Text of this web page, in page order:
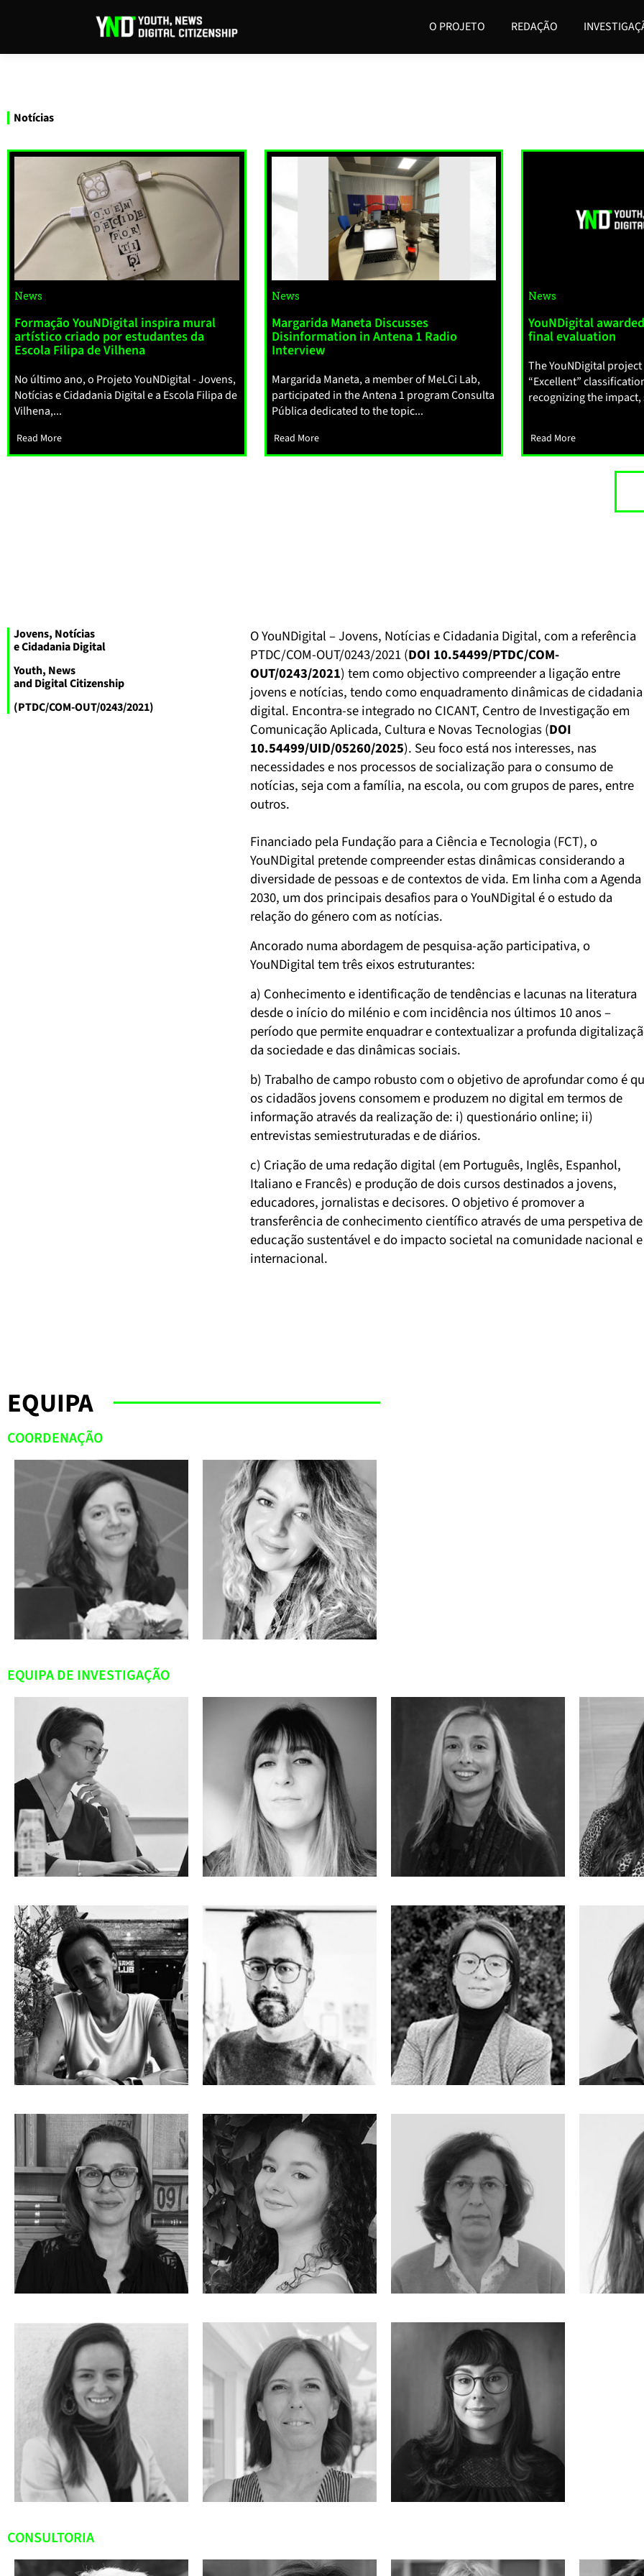
O PROJETO REDAÇÃO
Notícias
News
Formação YouNDigital inspira mural
artístico criado por estudantes da
Escola Filipa de Vilhena
No último ano, o Projeto YouNDigital - Jovens,
Notícias e Cidadania Digital e a Escola Filipa de
Vilhena,...
Read More
News
Margarida Maneta Discusses
Disinformation in Antena 1 Radio
Interview
Margarida Maneta, a member of MeLCi Lab,
participated in the Antena 1 program Consulta
Pública dedicated to the topic...
Read More
News
YouNDigital
final evaluation
The YouNDigital
“Excellent”
recognizing the
Read More
Jovens, Notícias
e Cidadania Digital
Youth, News
and Digital Citizenship
(PTDC/COM-OUT/0243/2021)
O YouNDigital – Jovens, Notícias e Cidadania Digital, com a referência
PTDC/COM-OUT/0243/2021 (DOI 10.54499/PTDC/COM-
OUT/0243/2021) tem como objectivo compreender a ligação entre
jovens e notícias, tendo como enquadramento dinâmicas de cidadania
digital. Encontra-se integrado no CICANT, Centro de Investigação em
Comunicação Aplicada, Cultura e Novas Tecnologias (DOI
10.54499/UID/05260/2025). Seu foco está nos interesses, nas
necessidades e nos processos de socialização para o consumo de
notícias, seja com a família, na escola, ou com grupos de pares, entre
outros.
Financiado pela Fundação para a Ciência e Tecnologia (FCT), o
YouNDigital pretende compreender estas dinâmicas considerando a
diversidade de pessoas e de contextos de vida. Em linha com a Agenda
2030, um dos principais desafios para o YouNDigital é o estudo da
relação do género com as notícias.
Ancorado numa abordagem de pesquisa-ação participativa, o
YouNDigital tem três eixos estruturantes:
a) Conhecimento e identificação de tendências e lacunas na literatura
desde o início do milénio e com incidência nos últimos 10 anos –
período que permite enquadrar e contextualizar a profunda
da sociedade e das dinâmicas sociais.
b) Trabalho de campo robusto com o objetivo de aprofundar como é
os cidadãos jovens consomem e produzem no digital em termos de
informação através da realização de: i) questionário online; ii)
entrevistas semiestruturadas e de diários.
c) Criação de uma redação digital (em Português, Inglês, Espanhol,
Italiano e Francês) e produção de dois cursos destinados a jovens,
educadores, jornalistas e decisores. O objetivo é promover a
transferência de conhecimento científico através de uma perspetiva de
educação sustentável e do impacto societal na comunidade nacional e
internacional.
EQUIPA
COORDENAÇÃO
EQUIPA DE INVESTIGAÇÃO
CONSULTORIA